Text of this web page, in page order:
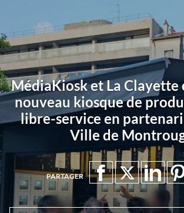
MédiaKiosk et La
nouveau kiosque de
libre-service en
Ville de
PARTAGER